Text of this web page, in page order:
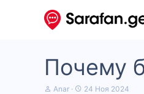
Почему
А
Anar
Д
24 Ноя 2024